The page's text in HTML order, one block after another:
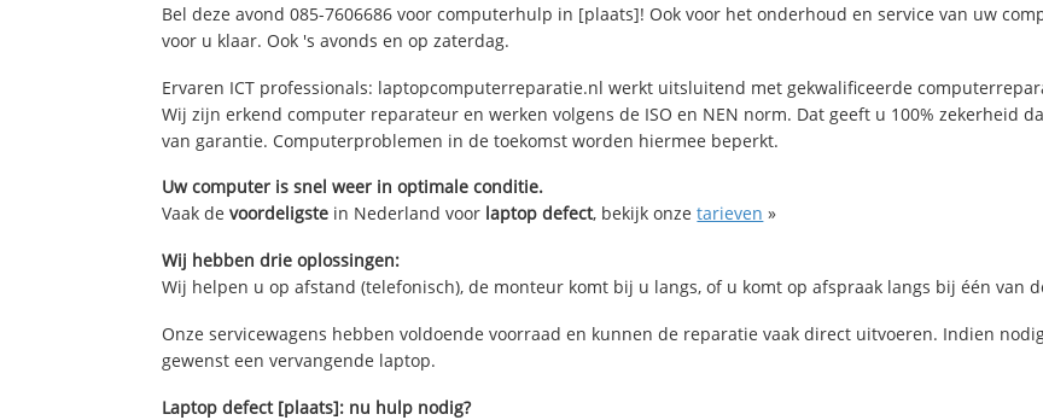
Bel deze avond 085-7606686 voor computerhulp in [plaats]! Ook voor het onderhoud en service van uw
voor u klaar. Ook 's avonds en op zaterdag.
Ervaren ICT professionals: laptopcomputerreparatie.nl werkt uitsluitend met gekwalificeerde
Wij zijn erkend computer reparateur en werken volgens de ISO en NEN norm. Dat geeft u 100% zekerheid
van garantie. Computerproblemen in de toekomst worden hiermee beperkt.
Uw computer is snel weer in optimale conditie.
Vaak devoordeligste in Nederland voor laptop defect, bekijk onzetarieven »
Wij hebben drie oplossingen:
Wij helpen u op afstand (telefonisch), de monteur komt bij u langs, of u komt op afspraak langs bij één van
Onze servicewagens hebben voldoende voorraad en kunnen de reparatie vaak direct uitvoeren. Indien
gewenst een vervangende laptop.
Laptop defect [plaats]: nu hulp nodig?